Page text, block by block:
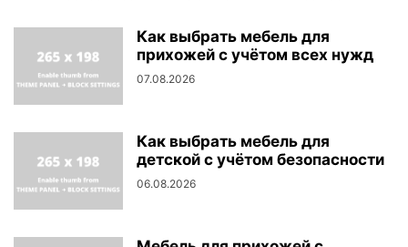
Как выбрать мебель для
прихожей с учётом всех нужд
07.08.2026
Как выбрать мебель для
детской с учётом безопасности
06.08.2026